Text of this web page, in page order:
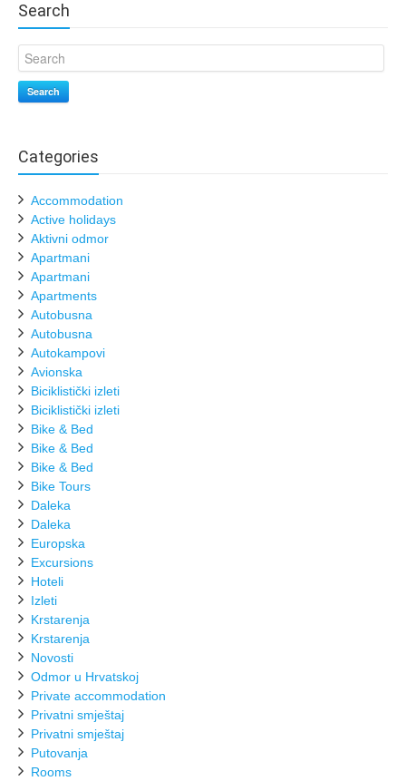
Search
Search
Categories
Accommodation
Active holidays
Aktivni odmor
Apartmani
Apartmani
Apartments
Autobusna
Autobusna
Autokampovi
Avionska
Biciklistički izleti
Biciklistički izleti
Bike & Bed
Bike & Bed
Bike & Bed
Bike Tours
Daleka
Daleka
Europska
Excursions
Hoteli
Izleti
Krstarenja
Krstarenja
Novosti
Odmor u Hrvatskoj
Private accommodation
Privatni smještaj
Privatni smještaj
Putovanja
Rooms